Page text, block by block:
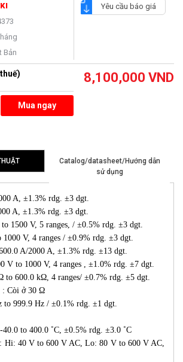
Bản
Yêu cầu báo giá
8,100,000 VND
Mua ngay
Catalog/datasheet/Hướng dẫn
sử dụng
A, ±1.3% rdg. ±3 dgt.
A, ±1.3% rdg. ±3 dgt.
1500 V, 5 ranges, / ±0.5% rdg. ±3 dgt.
V, 4 ranges / ±0.9% rdg. ±3 dgt.
A/2000 A, ±1.3% rdg. ±13 dgt.
V to 1000 V, 4 ranges , ±1.0% rdg. ±7 dgt.
to 600.0 kΩ, 4 ranges/ ±0.7% rdg. ±5 dgt.
: Còi ở 30 Ω
to 999.9 Hz / ±0.1% rdg. ±1 dgt.
to 400.0 ˚C, ±0.5% rdg. ±3.0 ˚C
Hi: 40 V to 600 V AC, Lo: 80 V to 600 V AC,